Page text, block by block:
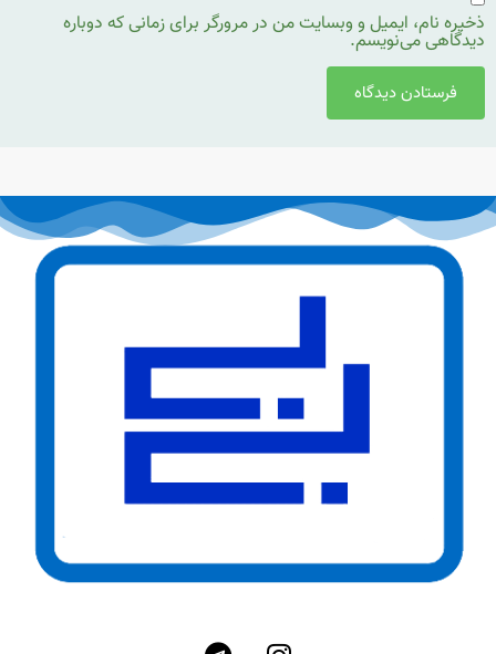
نام، ایمیل و وبسایت من در مرورگر برای زمانی که دوباره
می‌نویسم.